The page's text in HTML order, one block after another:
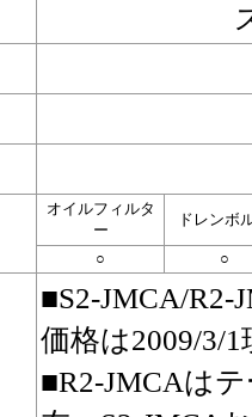
オイルフィルタ
ー
ドレンボ
○ ○
■S2-JMCA/
価格は2009/3/
■R2-JMCAは